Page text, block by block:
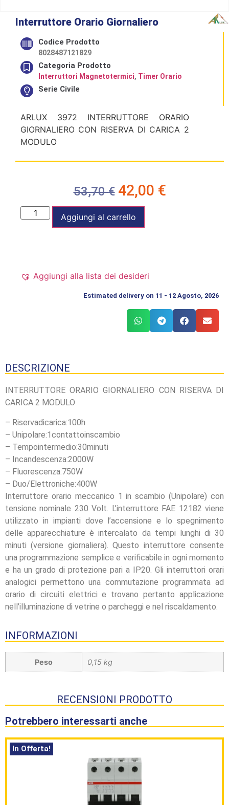
Interruttore Orario Giornaliero
Codice Prodotto
8028487121829
Categoria Prodotto
Interruttori Magnetotermici, Timer Orario
Serie Civile
ARLUX 3972 INTERRUTTORE ORARIO
GIORNALIERO CON RISERVA DI CARICA 2
MODULO
53,70€ 42,00 €
Aggiungi al carrello
Aggiungi alla lista dei desideri
Estimated delivery on 11 - 12 Agosto, 2026
DESCRIZIONE
INTERRUTTORE ORARIO GIORNALIERO CON RISERVA DI
CARICA 2 MODULO
– Riservadicarica:100h
– Unipolare:1contattoinscambio
– Tempointermedio:30minuti
– Incandescenza:2000W
– Fluorescenza:750W
– Duo/Elettroniche:400W
Interruttore orario meccanico 1 in scambio (Unipolare) con
tensione nominale 230 Volt. L’interruttore FAE 12182 viene
utilizzato in impianti dove l’accensione e lo spegnimento
delle apparecchiature è intercalato da tempi lunghi di 30
minuti (versione giornaliera). Questo interruttore consente
una programmazione semplice e verificabile in ogni momento
e ha un grado di protezione pari a IP20. Gli interruttori orari
analogici permettono una commutazione programmata ad
orario di circuiti elettrici e trovano pertanto applicazione
nell’illuminazione di vetrine o parcheggi e nel riscaldamento.
INFORMAZIONI
Peso 0,15 kg
RECENSIONI PRODOTTO
Potrebbero interessarti anche
In Offerta!